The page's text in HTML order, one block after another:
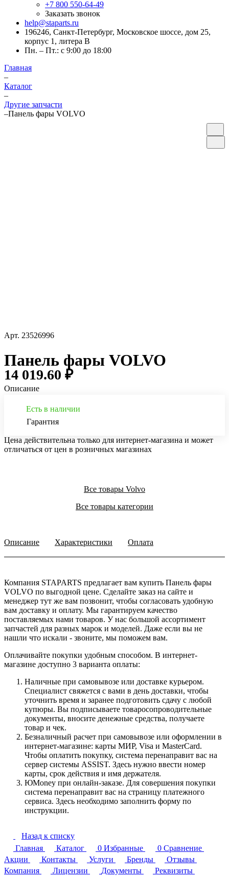
+7 800 550-64-49
Заказать звонок
help@staparts.ru
196246, Санкт-Петербург, Московское шоссе, дом 25,
корпус 1, литера В
Пн. – Пт.: с 9:00 до 18:00
Главная
–
Каталог
–
Другие запчасти
–Панель фары VOLVO
Арт. 23526996
Панель фары VOLVO
14 019.60 ₽
Описание
Есть в наличии
Гарантия
Цена действительна только для интернет-магазина и может
отличаться от цен в розничных магазинах
Все товары Volvo
Все товары категории
Описание Характеристики Оплата
Компания STAPARTS предлагает вам купить Панель фары
VOLVO по выгодной цене. Сделайте заказ на сайте и
менеджер тут же вам позвонит, чтобы согласовать удобную
вам доставку и оплату. Мы гарантируем качество
поставляемых нами товаров. У нас большой ассортимент
запчастей для разных марок и моделей. Даже если вы не
нашли что искали - звоните, мы поможем вам.
Оплачивайте покупки удобным способом. В интернет-
магазине доступно 3 варианта оплаты:
Наличные при самовывозе или доставке курьером.
Специалист свяжется с вами в день доставки, чтобы
уточнить время и заранее подготовить сдачу с любой
купюры. Вы подписываете товаросопроводительные
документы, вносите денежные средства, получаете
товар и чек.
Безналичный расчет при самовывозе или оформлении в
интернет-магазине: карты МИР, Visa и MasterCard.
Чтобы оплатить покупку, система перенаправит вас на
сервер системы ASSIST. Здесь нужно ввести номер
карты, срок действия и имя держателя.
ЮMoney при онлайн-заказе. Для совершения покупки
система перенаправит вас на страницу платежного
сервиса. Здесь необходимо заполнить форму по
инструкции.
Назад к списку
Главная
Каталог 0 Избранные 0 Сравнение
Акции
Контакты Услуги Бренды
Отзывы
Компания
Лицензии Документы
Реквизиты